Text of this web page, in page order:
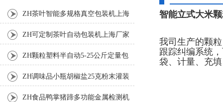
智能立式大米
我司生产的颗
跟踪纠编系统
袋、计量、充
ZH茶叶智能多规格真空包装机上海
厂家 ZH可定制茶叶自动包装机上海厂家
ZH颗粒塑料半自动5-25公斤定量包
装机 ZH调味品小瓶胡椒盐25克粉末灌装
ZH食品鸭掌猪蹄多功能金属检测机